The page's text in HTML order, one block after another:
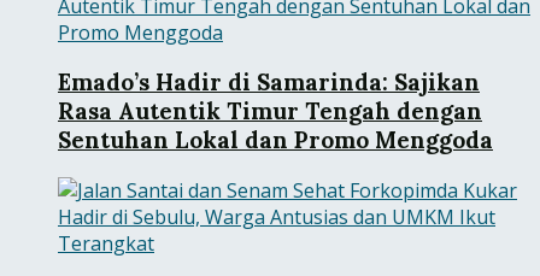
Emado’s Hadir di Samarinda: Sajikan
Rasa Autentik Timur Tengah dengan
Sentuhan Lokal dan Promo Menggoda